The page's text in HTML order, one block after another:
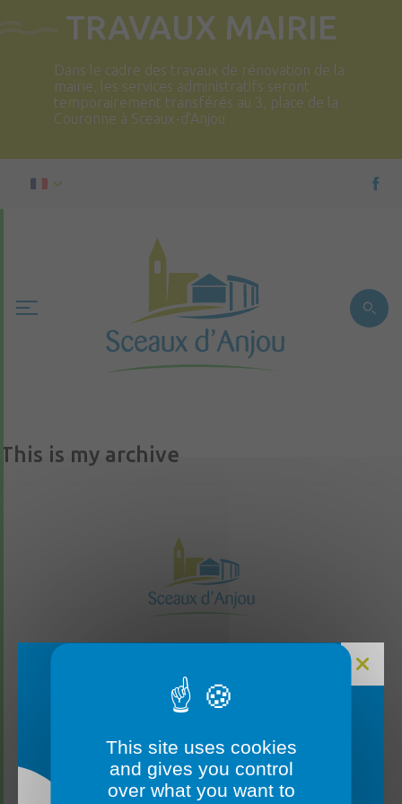
TRAVAUX MAIRIE
Dans le cadre des travaux de rénovation de la
mairie, les services administratifs seront
temporairement transférés au 3, place de la
Couronne à Sceaux-d’Anjou
This is my archive
CONTACTEZ-NOUS
This site uses cookies
and gives you control
over what you want to